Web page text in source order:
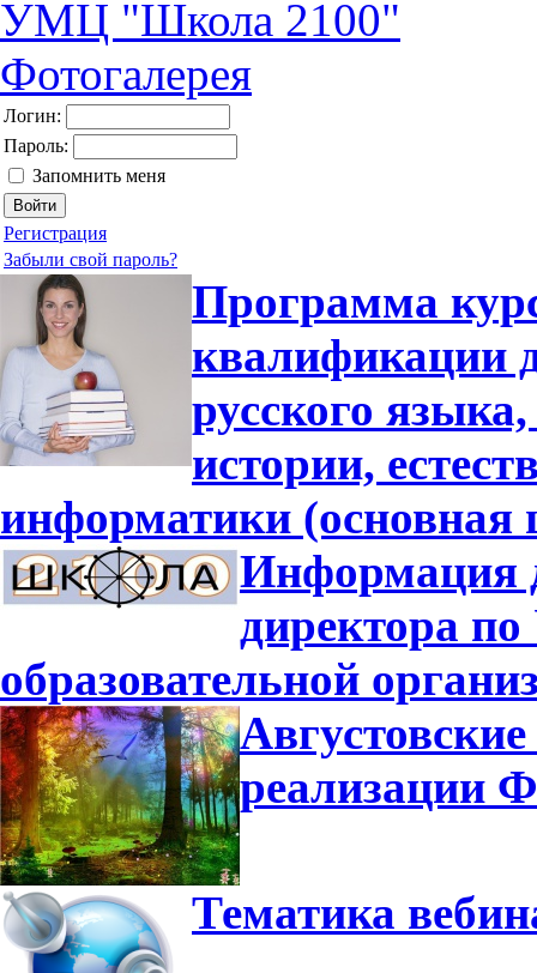
УМЦ "Школа 2100"
Фотогалерея
Логин:
Пароль:
Запомнить меня
Регистрация
Забыли свой пароль?
Программа
квалификации
русского
истории,
информатики (основная
Информация
директора
образовательной
реализации
Тематика